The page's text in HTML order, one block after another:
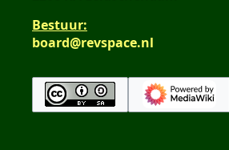
g
t
i
g
Bestuur:
board@revspace.nl